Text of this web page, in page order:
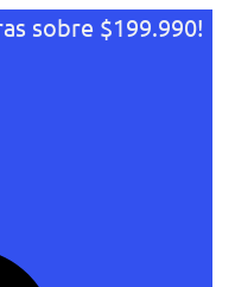
sobre $199.990!